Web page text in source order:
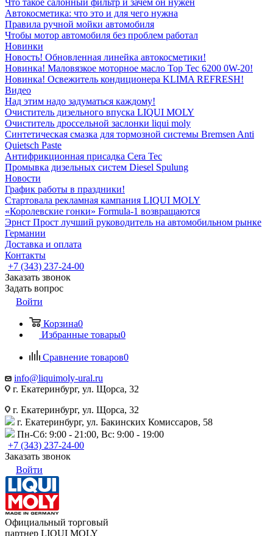
Что такое салонный фильтр и зачем он нужен
Автокосметика: что это и для чего нужна
Правила ручной мойки автомобиля
Чтобы мотор автомобиля без проблем работал
Новинки
Новость! Обновленная линейка автокосметики!
Новинка! Маловязкое моторное масло Top Tec 6200 0W-20!
Новинка! Освежитель кондиционера KLIMA REFRESH!
Видео
Над этим надо задуматься каждому!
Очиститель дизельного впуска LIQUI MOLY
Очиститель дроссельной заслонки liqui moly
Синтетическая смазка для тормозной системы Bremsen Anti
Quietsch Paste
Антифрикционная присадка Cera Tec
Промывка дизельных систем Diesel Spulung
Новости
График работы в праздники!
Стартовала рекламная кампания LIQUI MOLY
«Королевские гонки» Formula-1 возвращаются
Эрнст Прост лучший руководитель на автомобильном рынке
Германии
Доставка и оплата
Контакты
+7 (343) 237-24-00
Заказать звонок
Задать вопрос
Войти
Корзина0
Избранные товары0
Сравнение товаров0
info@liquimoly-ural.ru
г. Екатеринбург, ул. Щорса, 32
г. Екатеринбург, ул. Щорса, 32
г. Екатеринбург, ул. Бакинских Комиссаров, 58
Пн-Сб: 9:00 - 21:00, Вс: 9:00 - 19:00
+7 (343) 237-24-00
Заказать звонок
Войти
Официальный торговый
партнер LIQUI MOLY